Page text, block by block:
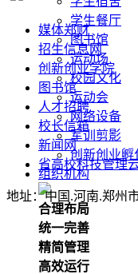
学生餐厅
图书馆
运动场
校园文化
运动会
网络设备
军训剪影
创新创业孵
组织机构
合理布局
统一完善
精简管理
高效运行
媒体郑财
招生信息网
创新创业学院
图书馆
人才招聘
校长信箱
新闻网
省高校科技管理
地址：中国.河南.郑州